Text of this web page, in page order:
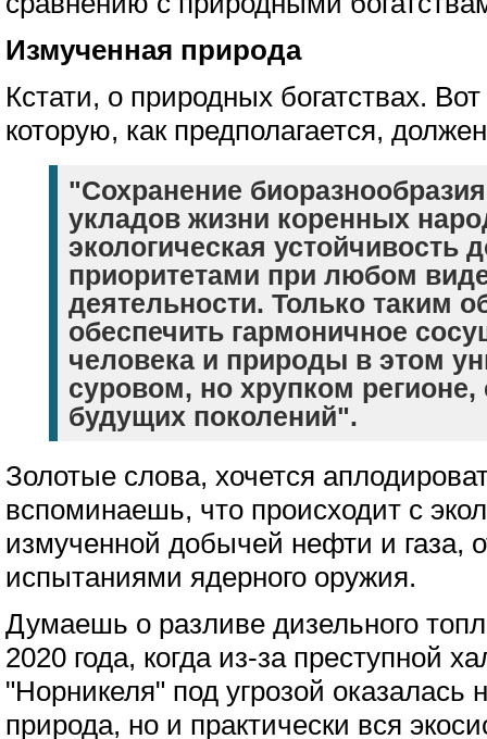
Измученная природа
Кстати, о природных богатствах.
которую, как предполагается,
"Сохранение
укладов жизни коренных
экологическая устойчивость
приоритетами при любом
деятельности. Только таким
обеспечить гармоничное
человека и природы в этом
суровом, но хрупком регионе,
будущих поколений".
Золотые слова, хочется
вспоминаешь, что происходит с
измученной добычей нефти и газа,
испытаниями ядерного оружия.
Думаешь о разливе дизельного
2020 года, когда из-за преступной
"Норникеля" под угрозой оказалась
природа, но и практически вся